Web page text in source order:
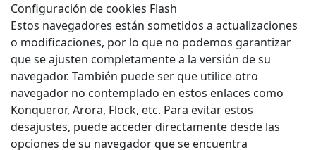
Configuración de cookies Flash
Estos navegadores están sometidos a actualizaciones
o modificaciones, por lo que no podemos garantizar
que se ajusten completamente a la versión de su
navegador. También puede ser que utilice otro
navegador no contemplado en estos enlaces como
Konqueror, Arora, Flock, etc. Para evitar estos
desajustes, puede acceder directamente desde las
opciones de su navegador que se encuentra